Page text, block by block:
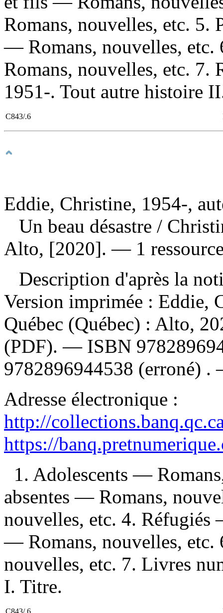
Romans, nouvelles, etc.
— Romans, nouvelles,
Romans, nouvelles, etc. 7.
1951-. Tout autre histoire
C843/.6
Eddie, Christine, 1954-,
Un beau désastre /
Alto, [2020]. — 1
Description d'après la
Version imprimée : Eddie,
Québec (Québec) : Alto,
(PDF). — ISBN
9782896944538 (erroné)
Adresse électronique :
http://
https://
1. Adolescents —
absentes — Romans,
nouvelles, etc. 4.
— Romans, nouvelles, etc.
nouvelles, etc. 7. Livres
I. Titre.
C843/.6